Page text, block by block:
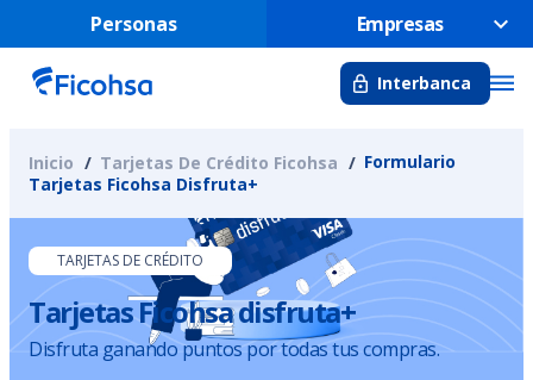
Personas Empresas
Interbanca
Inicio Tarjetas De Crédito Ficohsa
Formulario
Tarjetas Ficohsa Disfruta+
TARJETAS DE CRÉDITO
Tarjetas Ficohsa disfruta+
Disfruta ganando puntos por todas tus compras.